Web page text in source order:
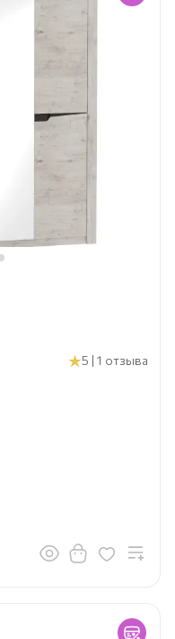
5 | 1 отзыва